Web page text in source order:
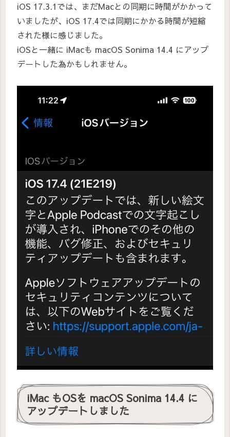
iOS 17.3.1では、まだMacとの同期に時間がかかって
いましたが、iOS 17.4では同期にかかる時間が短縮
された様に感じました。
iOSと一緒に iMacも macOS Sonima 14.4 にアップ
デートした為かもしれません。
iMac もOSを macOS Sonima 14.4 に
アップデートしました